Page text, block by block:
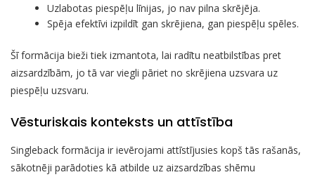
Uzlabotas piespēļu līnijas, jo nav pilna skrējēja.
Spēja efektīvi izpildīt gan skrējiena, gan piespēļu spēles.
Šī formācija bieži tiek izmantota, lai radītu neatbilstības pret
aizsardzībām, jo tā var viegli pāriet no skrējiena uzsvara uz
piespēļu uzsvaru.
Vēsturiskais konteksts un attīstība
Singleback formācija ir ievērojami attīstījusies kopš tās rašanās,
sākotnēji parādoties kā atbilde uz aizsardzības shēmu